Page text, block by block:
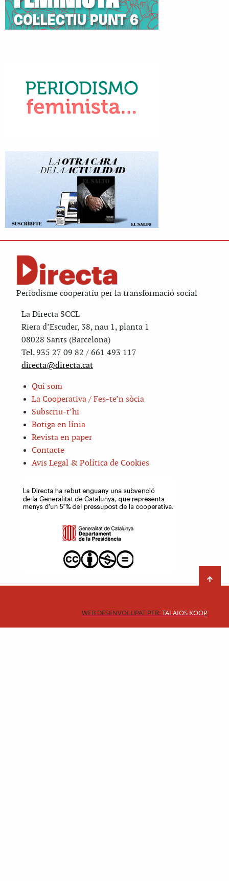
Periodisme cooperatiu per la transformació social
La Directa SCCL
Riera d’Escuder, 38, nau 1, planta 1
08028 Sants (Barcelona)
Tel. 935 27 09 82 / 661 493 117
directa@directa.cat
Qui som
La Cooperativa / Fes-te’n sòcia
Subscriu-t’hi
Botiga en línia
Revista en paper
Contacte
Avis Legal & Política de Cookies
WEB DESENVOLUPAT PER:TALAIOS KOOP